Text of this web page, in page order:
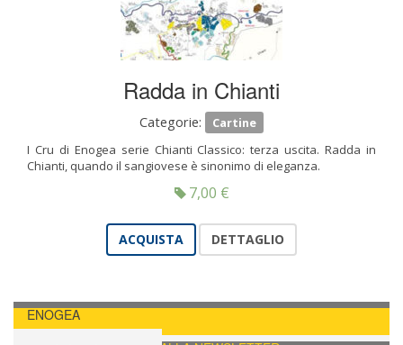
Radda in Chianti
Categorie:
Cartine
I Cru di Enogea serie Chianti Classico: terza uscita. Radda in
Chianti, quando il sangiovese è sinonimo di eleganza.
7,00 €
ACQUISTA DETTAGLIO
ENOGEA